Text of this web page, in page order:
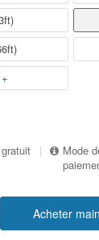
|
Mode
Acheter